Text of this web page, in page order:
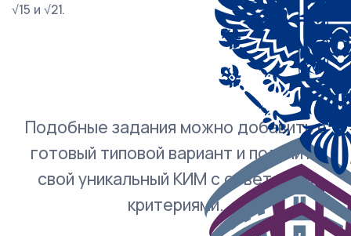
√15 и √21.
Подобные задания можно добавить в
готовый типовой вариант и получить
свой уникальный КИМ с ответами и
критериями.